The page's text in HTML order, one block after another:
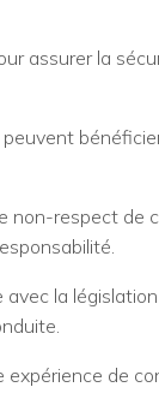
assurer la
non-respect de
la
de